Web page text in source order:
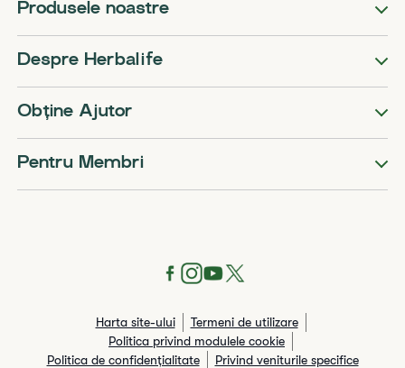
Produsele noastre
Despre Herbalife
Obține Ajutor
Pentru Membri
Harta site-ului
Termeni de utilizare
Politica privind modulele cookie
Politica de confidențialitate
Privind veniturile specifice